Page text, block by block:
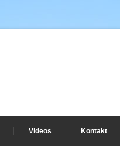
Videos Kontakt